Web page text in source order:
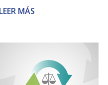
LEER MÁS